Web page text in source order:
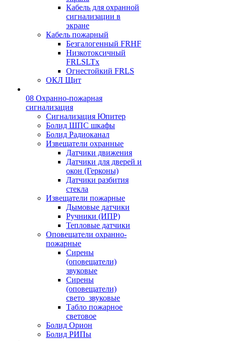
Кабель для охранной
сигнализации в
экране
Кабель пожарный
Безгалогенный FRHF
Низкотоксичный
FRLSLTx
Огнестойкий FRLS
ОКЛ Щит
08 Охранно-пожарная
сигнализация
Сигнализация Юпитер
Болид ШПС шкафы
Болид Радиоканал
Извещатели охранные
Датчики движения
Датчики для дверей и
окон (Герконы)
Датчики разбития
стекла
Извещатели пожарные
Дымовые датчики
Ручники (ИПР)
Тепловые датчики
Оповещатели охранно-
пожарные
Сирены
(оповещатели)
звуковые
Сирены
(оповещатели)
свето_звуковые
Табло пожарное
световое
Болид Орион
Болид РИПы